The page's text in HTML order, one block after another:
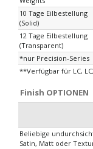
10 Tage Eilbestellung
(Solid)
12 Tage Eilbestellung
(Transparent)
*nur Precision-Series
**Verfügbar für LC,
Finish OPTIONEN
Beliebige
Satin, Matt oder